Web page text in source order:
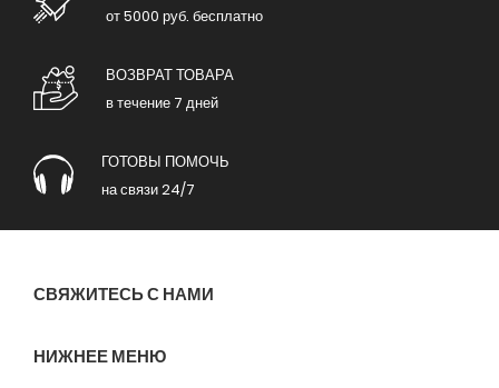
от 5000 руб. бесплатно
ВОЗВРАТ ТОВАРА
в течение 7 дней
ГОТОВЫ ПОМОЧЬ
на связи 24/7
СВЯЖИТЕСЬ С НАМИ
НИЖНЕЕ МЕНЮ